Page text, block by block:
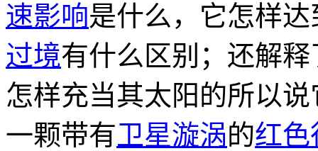
速影响是什么，它怎样达
过境有什么区别；还解释
怎样充当其太阳的所以
一颗带有卫星漩涡的红色